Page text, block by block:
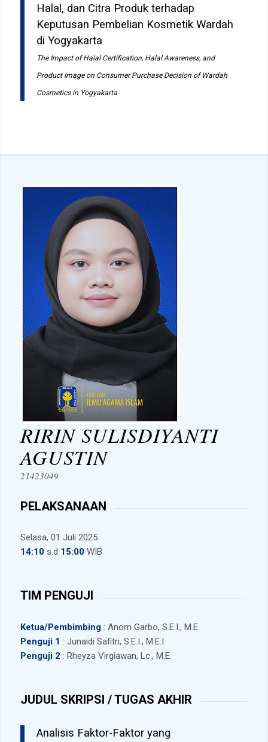
Halal, dan Citra Produk terhadap
Keputusan Pembelian Kosmetik Wardah
di Yogyakarta
The Impact of Halal Certification, Halal Awareness, and
Product Image on Consumer Purchase Decision of Wardah
Cosmetics in Yogyakarta
RIRIN SULISDIYANTI
AGUSTIN
21423049
PELAKSANAAN
Selasa, 01 Juli 2025
14:10s.d 15:00WIB
TIM PENGUJI
Ketua/Pembimbing: Anom Garbo, S.E.I., M.E.
Penguji 1 : Junaidi Safitri, S.E.I., M.E.I.
Penguji 2 : Rheyza Virgiawan, Lc., M.E.
JUDUL SKRIPSI / TUGAS AKHIR
Analisis Faktor-Faktor yang